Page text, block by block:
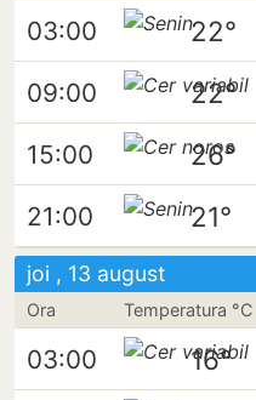
03:00 22°
09:00 22°
15:00 26°
21:00 21°
joi , 13 august
Ora Temperatura °C
03:00 16°